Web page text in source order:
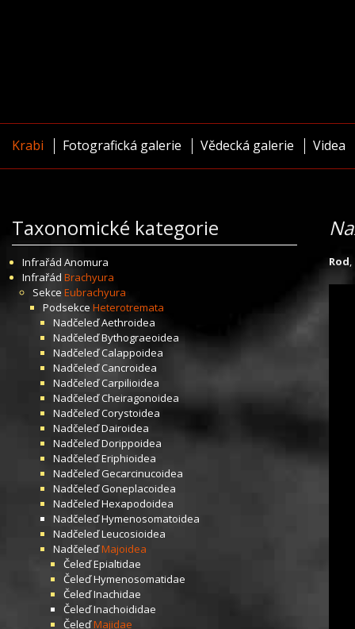
Krabi Fotografická galerie Vědecká galerie Videa
Taxonomické kategorie
Infrařád Anomura
Infrařád Brachyura
Sekce Eubrachyura
Podsekce Heterotremata
NadčeleďAethroidea
NadčeleďBythograeoidea
NadčeleďCalappoidea
NadčeleďCancroidea
NadčeleďCarpilioidea
NadčeleďCheiragonoidea
NadčeleďCorystoidea
NadčeleďDairoidea
NadčeleďDorippoidea
NadčeleďEriphioidea
NadčeleďGecarcinucoidea
NadčeleďGoneplacoidea
NadčeleďHexapodoidea
NadčeleďHymenosomatoidea
NadčeleďLeucosioidea
NadčeleďMajoidea
ČeleďEpialtidae
ČeleďHymenosomatidae
ČeleďInachidae
ČeleďInachoididae
ČeleďMajidae
Rod,